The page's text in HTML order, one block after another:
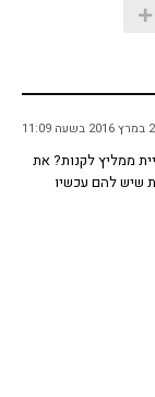
11:09
ממליץ לקנות? את
שיש להם עכשיו